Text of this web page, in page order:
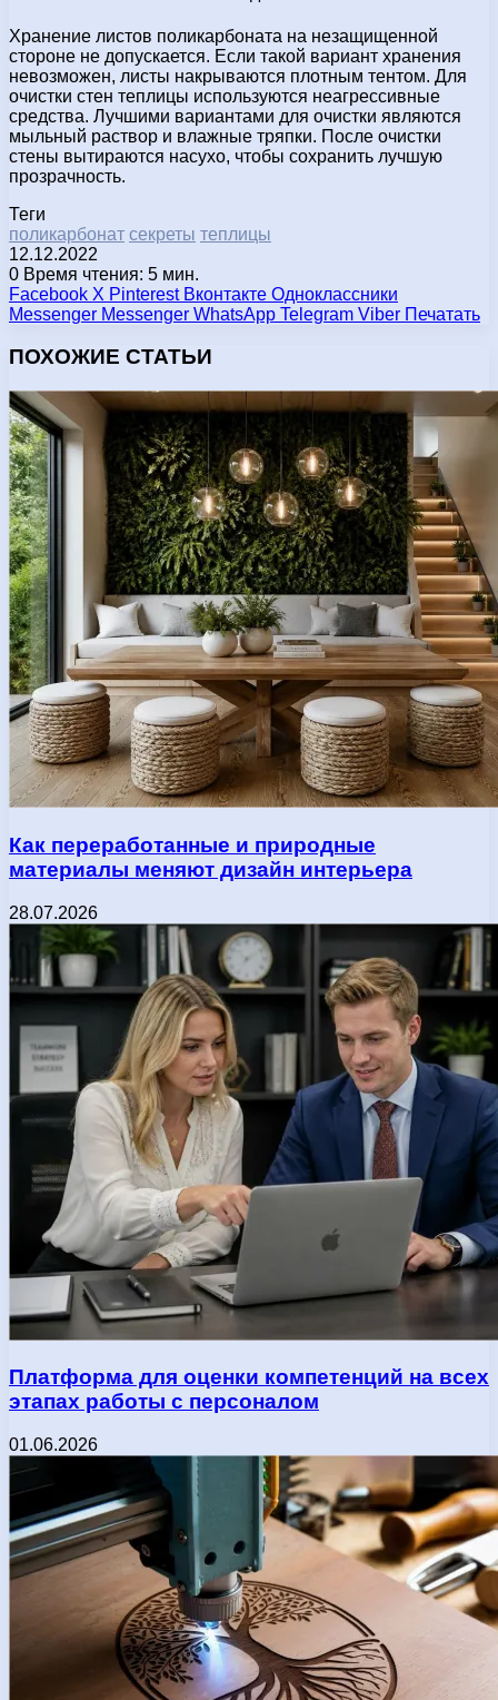
Хранение листов поликарбоната на незащищенной
стороне не допускается. Если такой вариант хранения
невозможен, листы накрываются плотным тентом. Для
очистки стен теплицы используются неагрессивные
средства. Лучшими вариантами для очистки являются
мыльный раствор и влажные тряпки. После очистки
стены вытираются насухо, чтобы сохранить лучшую
прозрачность.
Теги
поликарбонат секреты теплицы
12.12.2022
0 Время чтения: 5 мин.
Facebook X Pinterest Вконтакте Одноклассники
Messenger Messenger WhatsApp Telegram Viber Печатать
ПОХОЖИЕ СТАТЬИ
Как переработанные и природные
материалы меняют дизайн интерьера
28.07.2026
Платформа для оценки компетенций на всех
этапах работы с персоналом
01.06.2026